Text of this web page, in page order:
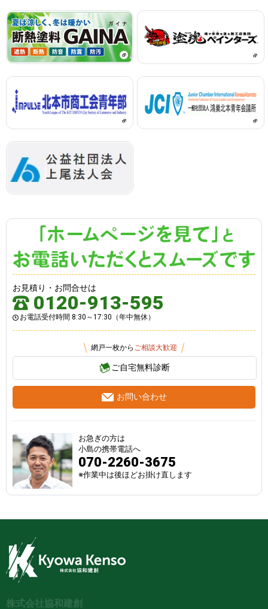
お見積り・お問合せは
0120-913-595
お電話受付時間 8:30～17:30（年中無休）
網戸一枚から ご相談大歓迎
ご自宅無料診断
お問い合わせ
お急ぎの方は
小島の携帯電話へ
070-2260-3675
※作業中は後ほどお掛け直します
株式会社協和建創